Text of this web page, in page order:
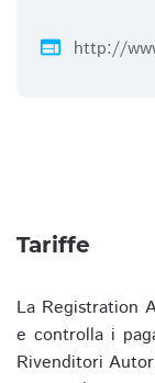
web http://
Tariffe
La Registration
e controlla i
Rivenditori